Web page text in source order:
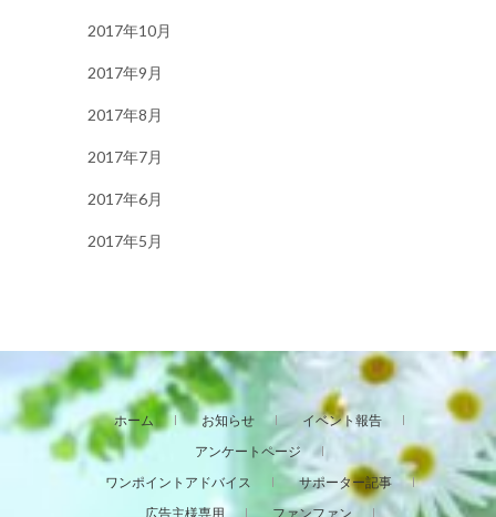
2017年10月
2017年9月
2017年8月
2017年7月
2017年6月
2017年5月
ホーム お知らせ
イベント報告
アンケートページ
ワンポイントアドバイス
サポーター記事
広告主様専用
ファンファン